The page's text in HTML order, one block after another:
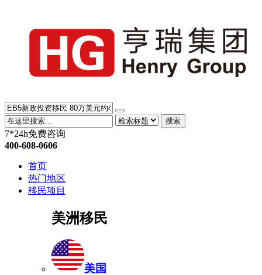
搜索
7*24h免费咨询
400-608-0606
首页
热门地区
移民项目
美洲移民
美国